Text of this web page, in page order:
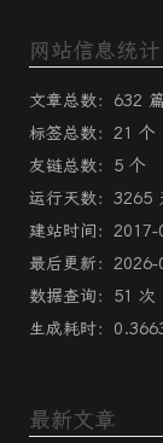
网站信息统计
文章总数：632 篇
标签总数：21 个
友链总数：5 个
运行天数：3265
建站时间：2017-
最后更新：2026-
数据查询：51 次
生成耗时：
最新文章